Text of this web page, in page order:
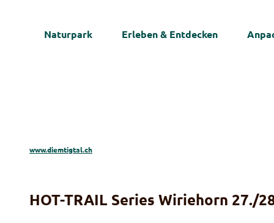
Naturpark Erleben & Entdecken
www.diemtigtal.ch
HOT-TRAIL Series Wiriehorn 27./